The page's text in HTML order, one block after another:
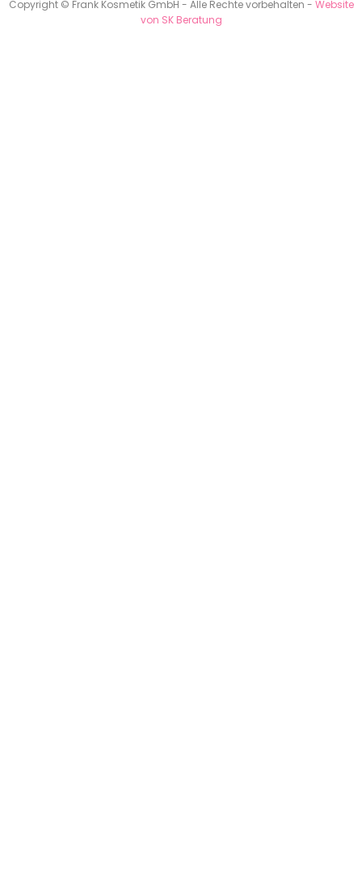
Copyright © Frank Kosmetik GmbH - Alle Rechte vorbehalten - Website
von SK Beratung